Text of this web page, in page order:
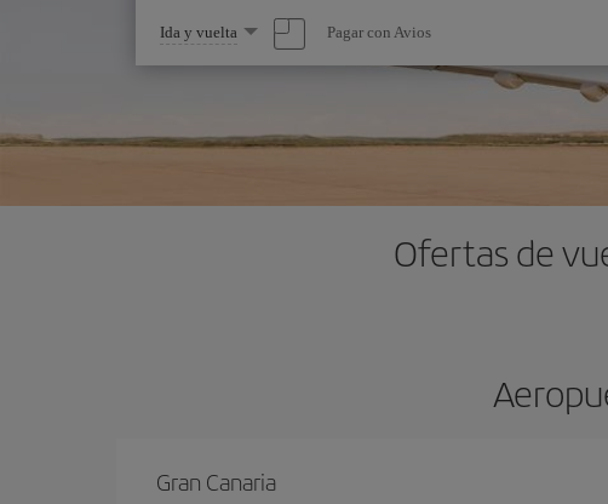
Seleccione
una
opción
Ida y vuelta Pagar con Avios
Ofertas de
Gran Canaria